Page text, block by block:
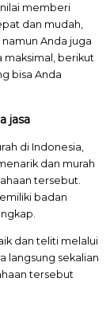
memberi
dan mudah,
Anda juga
maksimal, berikut
bisa Anda
jasa
di Indonesia,
dan murah
tersebut.
badan
dan teliti melalui
langsung sekalian
tersebut